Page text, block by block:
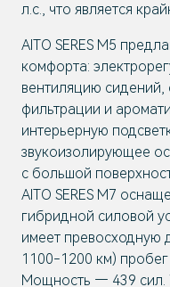
л.с., что является
AITO SERES M5
комфорта:
вентиляцию
фильтрации и
интерьерную
звукоизолирующее
с большой
AITO SERES M7
гибридной силовой
имеет превосходную
1100-1200 км)
Мощность — 439 сил.